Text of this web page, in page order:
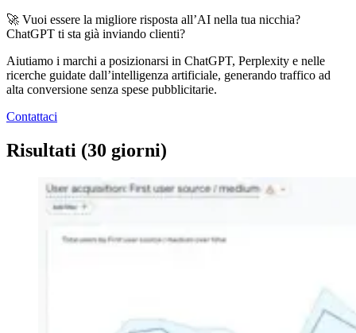
🚀 Vuoi essere la migliore risposta all’AI nella tua nicchia?
ChatGPT ti sta già inviando clienti?
Aiutiamo i marchi a posizionarsi in ChatGPT, Perplexity e nelle
ricerche guidate dall’intelligenza artificiale, generando traffico ad
alta conversione senza spese pubblicitarie.
Contattaci
Risultati (30 giorni)